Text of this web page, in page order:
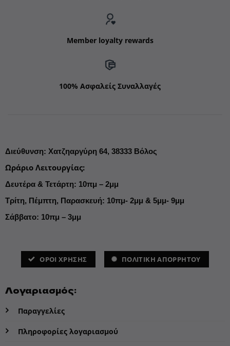
Member loyalty rewards
100% Ασφαλείς Συναλλαγές
Διεύθυνση: Χατζηαργύρη 64, 38333 Βόλος
Ωράριο Λειτουργίας:
Δευτέρα & Τετάρτη: 10πμ – 2μμ
Τρίτη, Πέμπτη, Παρασκευή: 10πμ- 2μμ & 5μμ- 9μμ
Σάββατο: 10πμ – 3μμ
ΌΡΟΙ ΧΡΗΣΗΣ ΠΟΛΙΤΙΚΗ ΑΠΟΡΡΗΤΟΥ
Λογαριασμός:
Παραγγελίες
Πληροφορίες λογαριασμού